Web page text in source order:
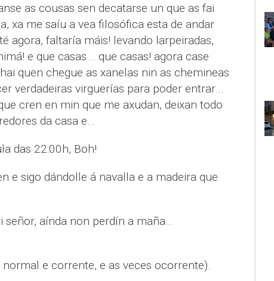
as cousas sen decatarse un que as fai
xa me saíu a vea filosófica esta de andar
agora, faltaría máis! levando larpeiradas,
e que casas... que casas! agora case
quen chegue as xanelas nin as chemineas
verdadeiras virguerías para poder entrar...
cren en min que me axudan, deixan todo
da casa e…
das 22:00h, Boh!
e sigo dándolle á navalla e a madeira que
señor, aínda non perdín a maña…
e corrente, e as veces ocorrente).